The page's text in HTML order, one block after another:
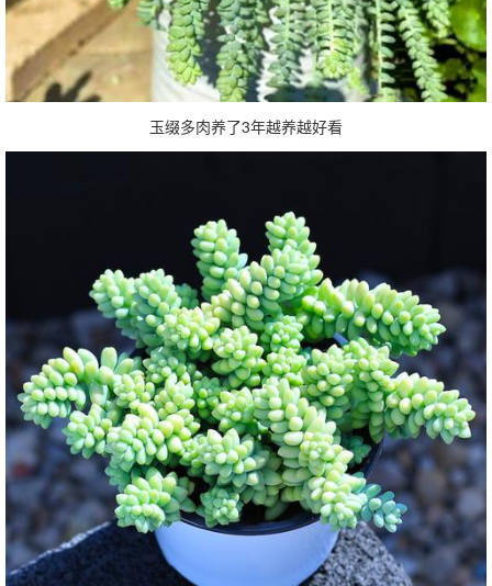
玉缀多肉养了3年越养越好看